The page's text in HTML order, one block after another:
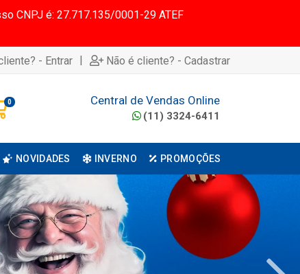
CNPJ é: 27.717.135/0001-29 ATEF
- Entrar | Não é cliente? - Cadastrar
0 Central de Vendas Online
(11) 3324-6411
NOVIDADES INVERNO PROMOÇÕES